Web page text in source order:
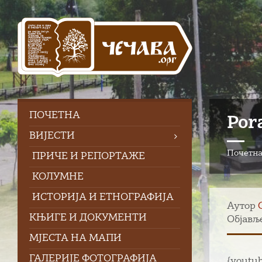
Skip
content
Skip
left
sidebar
Skip
footer
Почетна
Аутор
ПOЧЕТНА
ВИЈЕСТИ
ПРИЧЕ И РЕПОРТАЖЕ
КОЛУМНЕ
ИСТОРИЈА И ЕТНОГРАФИЈА
КЊИГЕ И ДОКУМЕНТИ
МЈЕСТА НА МАПИ
ГАЛЕРИЈЕ ФОТОГРАФИЈА